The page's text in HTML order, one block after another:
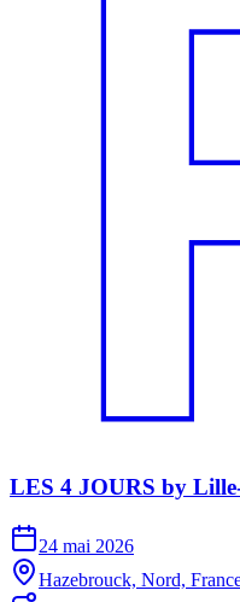
LES 4 JOURS by
24 mai 2026
Hazebrouck, Nord,